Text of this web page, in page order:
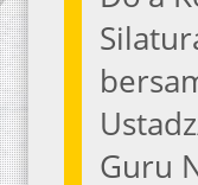
Guru